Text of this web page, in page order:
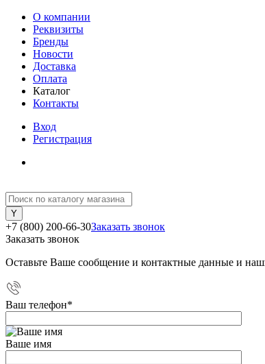
О компании
Реквизиты
Бренды
Новости
Доставка
Оплата
Каталог
Контакты
Вход
Регистрация
+7 (800) 200-66-30Заказать звонок
Заказать звонок
Оставьте Ваше сообщение и контактные данные и
Ваш телефон*
Ваше имя